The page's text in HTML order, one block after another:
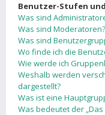
Benutzer-Stufen
Was sind
Was sind Moderatoren?
Was sind
Wo finde ich die
Wie werde ich
Weshalb werden
dargestellt?
Was ist eine
Was bedeutet der